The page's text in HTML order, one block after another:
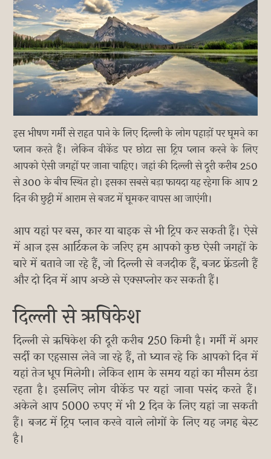
इस भीषण गर्मी से राहत पाने के लिए दिल्ली के लोग पहाड़ों पर घूमने का
प्लान करते हैं। लेकिन वीकेंड पर छोटा सा ट्रिप प्लान करने के लिए
आपको ऐसी जगहों पर जाना चाहिए। जहां की दिल्ली से दूरी करीब 250
से 300 के बीच स्थित हो। इसका सबसे बड़ा फायदा यह रहेगा कि आप 2
दिन की छुट्टी में आराम से बजट में घूमकर वापस आ जाएंगी।
आप यहां पर बस, कार या बाइक से भी ट्रिप कर सकती हैं। ऐसे
में आज इस आर्टिकल के जरिए हम आपको कुछ ऐसी जगहों के
बारे में बताने जा रहे हैं, जो दिल्ली से नजदीक हैं, बजट फ्रेंडली हैं
और दो दिन में आप अच्छे से एक्सप्लोर कर सकती हैं।
दिल्ली से ऋषिकेश
दिल्ली से ऋषिकेश की दूरी करीब 250 किमी है। गर्मी में अगर
सर्दी का एहसास लेने जा रहे हैं, तो ध्यान रहे कि आपको दिन में
यहां तेज धूप मिलेगी। लेकिन शाम के समय यहां का मौसम ठंडा
रहता है। इसलिए लोग वीकेंड पर यहां जाना पसंद करते हैं।
अकेले आप 5000 रुपए में भी 2 दिन के लिए यहां जा सकती
हैं। बजट में ट्रिप प्लान करने वाले लोगों के लिए यह जगह बेस्ट
है।